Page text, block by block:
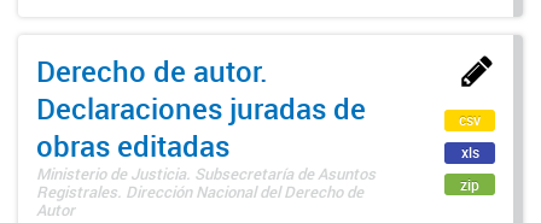
Derecho de autor.
Declaraciones juradas de
obras editadas
Ministerio de Justicia. Subsecretaría de Asuntos
Registrales. Dirección Nacional del Derecho de
Autor
csv
xls
zip